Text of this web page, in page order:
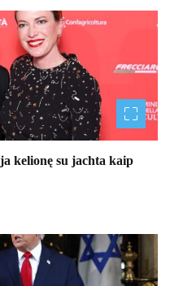
kelionę su jachta kaip